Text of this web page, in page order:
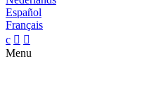
Español
Français
c  
Menu